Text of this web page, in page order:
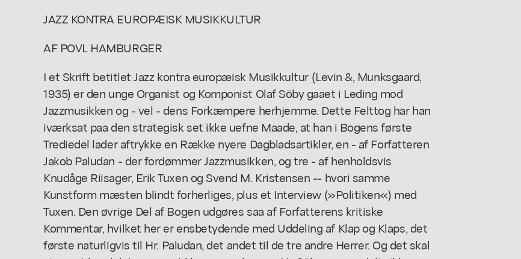
JAZZ KONTRA EUROPÆISK MUSIKKULTUR
AF POVL HAMBURGER
I et Skrift betitlet Jazz kontra europæisk Musikkultur (Levin &, Munksgaard,
1935) er den unge Organist og Komponist Olaf Söby gaaet i Leding mod
Jazzmusikken og - vel - dens Forkæmpere herhjemme. Dette Felttog har han
iværksat paa den strategisk set ikke uefne Maade, at han i Bogens første
Trediedel lader aftrykke en Række nyere Dagbladsartikler, en - af Forfatteren
Jakob Paludan - der fordømmer Jazzmusikken, og tre - af henholdsvis
Knudåge Riisager, Erik Tuxen og Svend M. Kristensen -- hvori samme
Kunstform mæsten blindt forherliges, plus et Interview (»Politiken«) med
Tuxen. Den øvrige Del af Bogen udgøres saa af Forfatterens kritiske
Kommentar, hvilket her er ensbetydende med Uddeling af Klap og Klaps, det
første naturligvis til Hr. Paludan, det andet til de tre andre Herrer. Og det skal